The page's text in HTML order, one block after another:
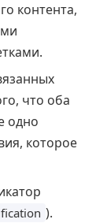
контента,
что оба
одно
которое
).